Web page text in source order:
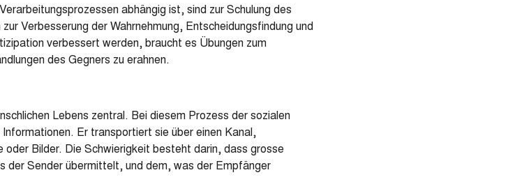
abhängig ist, sind zur Schulung des
Verbesserung der Wahrnehmung, Entscheidungsfindung und
verbessert werden, braucht es Übungen zum
des Gegners zu erahnen.
Lebens zentral. Bei diesem Prozess der sozialen
Er transportiert sie über einen Kanal,
Bilder. Die Schwierigkeit besteht darin, dass grosse
der Sender übermittelt, und dem, was der Empfänger